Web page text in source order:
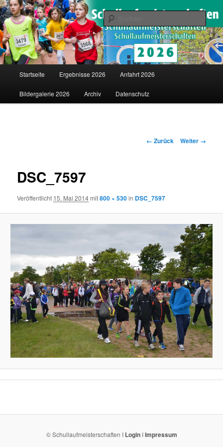
Schullaufmeisterschaften
Saarländische Schullaufmeisterschaften in Merzig
Zum
Inhalt
Startseite Ergebnisse 2026 Anfahrt 2026
Bildergalerie 2026 Archiv Datenschutz
Bilder-
← Zurück Weiter →
DSC_7597
Veröffentlicht 15. Mai 2014mit800 × 530in DSC_7597
© Schullaufmeisterschaften I LoginIImpressum